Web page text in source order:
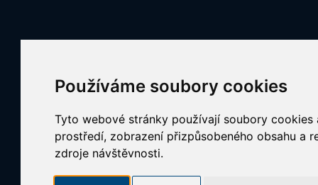
Používáme soubory cookies
Tyto webové stránky používají soubory
prostředí, zobrazení přizpůsobeného obsahu a
zdroje návštěvnosti.